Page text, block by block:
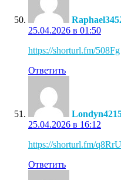
25.04.2026 в 01:50
https://shorturl.fm/508Fg
Ответить
25.04.2026 в 16:12
https://shorturl.fm/q8RrU
Ответить